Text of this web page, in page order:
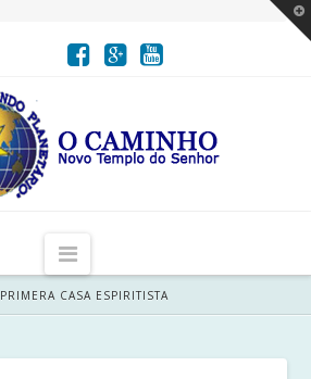
Navigation
PRIMERA CASA ESPIRITISTA